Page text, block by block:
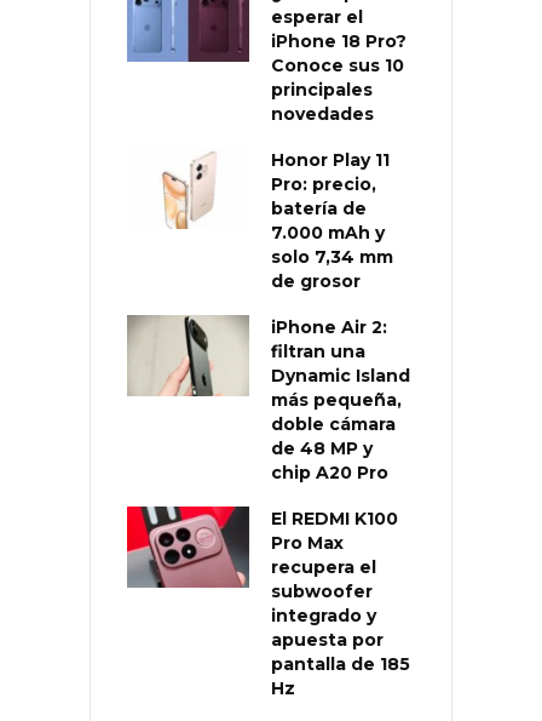
esperar el
iPhone 18 Pro?
Conoce sus 10
principales
novedades
Honor Play 11
Pro: precio,
batería de
7.000 mAh y
solo 7,34 mm
de grosor
iPhone Air 2:
filtran una
Dynamic Island
más pequeña,
doble cámara
de 48 MP y
chip A20 Pro
El REDMI K100
Pro Max
recupera el
subwoofer
integrado y
apuesta por
pantalla de 185
Hz